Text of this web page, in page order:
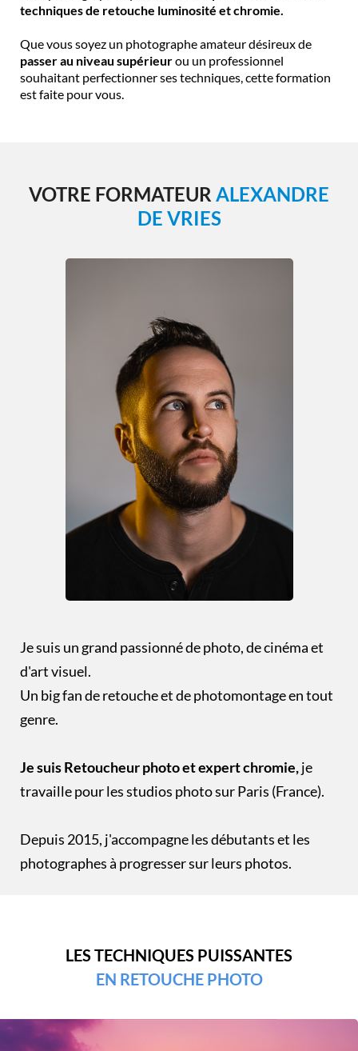
techniques de retouche luminosité et chromie.
Que vous soyez un photographe amateur désireux de
passer au niveau supérieurou un professionnel
souhaitant perfectionner ses techniques, cette formation
est faite pour vous.
VOTRE FORMATEUR ALEXANDRE
DE VRIES
Je suis un grand passionné de photo, de cinéma et
d'art visuel.
Un big fan de retouche et de photomontage en tout
genre.
Je suis Retoucheur photo et expert chromie,je
travaille pour les studios photo sur Paris (France).
Depuis 2015, j'accompagne les débutants et les
photographes à progresser sur leurs photos.
LES TECHNIQUES PUISSANTES
EN RETOUCHE PHOTO